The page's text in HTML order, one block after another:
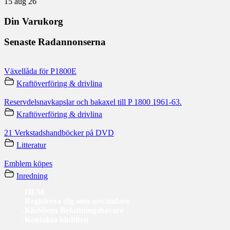
Din Varukorg
Senaste Radannonserna
Växellåda för P1800E
Kraftöverföring & drivlina
Reservdelsnavkapslar och bakaxel till P 1800 1961-63.
Kraftöverföring & drivlina
21 Verkstadshandböcker på DVD
Litteratur
Emblem köpes
Inredning